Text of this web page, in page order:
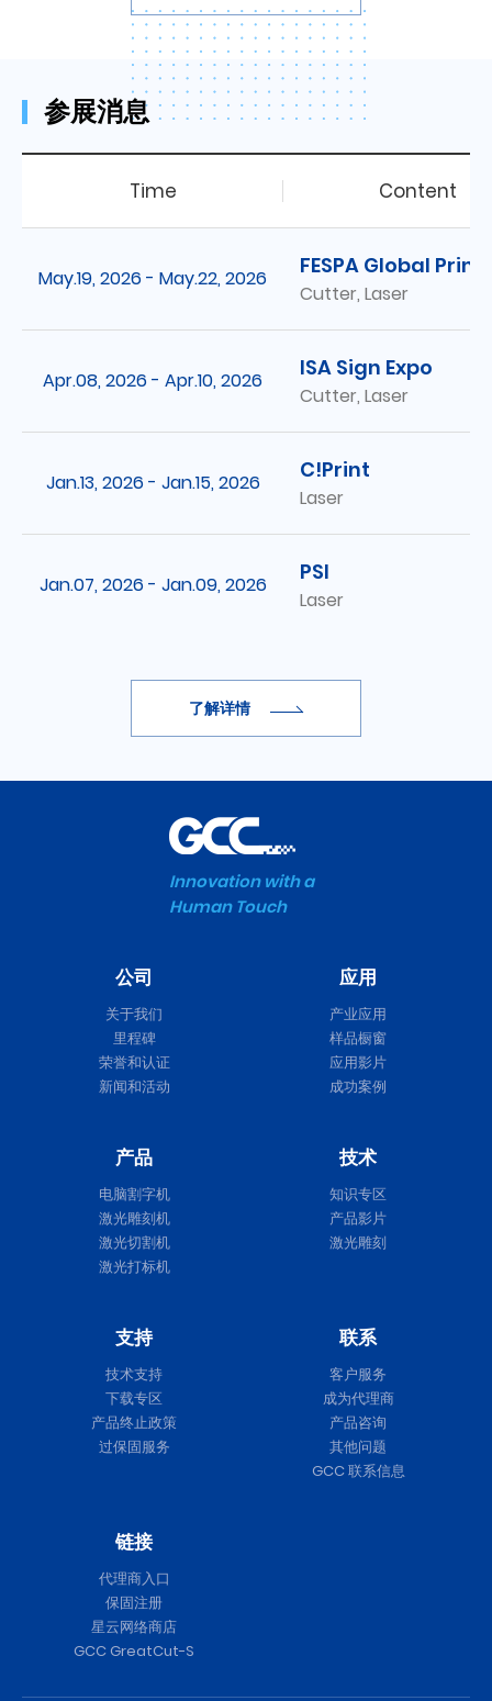
参展消息
Time Content
May.19, 2026 - May.22, 2026 FESPA Global Print
Cutter, Laser
Apr.08, 2026 - Apr.10, 2026 ISA Sign Expo
Cutter, Laser
Jan.13, 2026 - Jan.15, 2026 C!Print
Laser
Jan.07, 2026 - Jan.09, 2026 PSI
Laser
了解详情
Innovation with a
Human Touch
公司
关于我们
里程碑
荣誉和认证
新闻和活动
应用
产业应用
样品橱窗
应用影片
成功案例
产品
电脑割字机
激光雕刻机
激光切割机
激光打标机
技术
知识专区
产品影片
激光雕刻
支持
技术支持
下载专区
产品终止政策
过保固服务
联系
客户服务
成为代理商
产品咨询
其他问题
GCC 联系信息
链接
代理商入口
保固注册
星云网络商店
GCC GreatCut-S